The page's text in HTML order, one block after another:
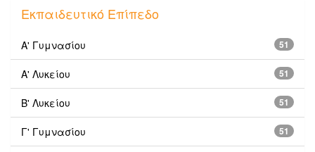
Εκπαιδευτικό Επίπεδο
51
Α' Γυμνασίου
51
Α' Λυκείου
51
Β' Λυκείου
51
Γ' Γυμνασίου